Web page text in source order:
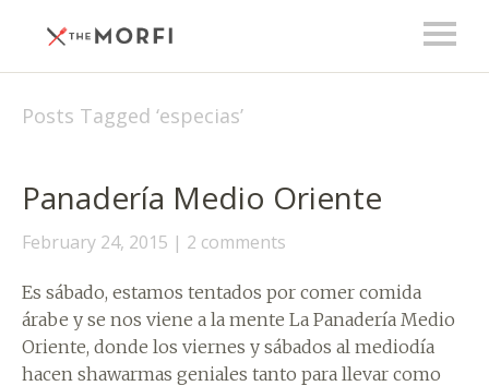
Posts Tagged ‘especias’
Panadería Medio Oriente
February 24, 2015 2 comments
Es sábado, estamos tentados por comer comida
árabe y se nos viene a la mente La Panadería Medio
Oriente, donde los viernes y sábados al mediodía
hacen shawarmas geniales tanto para llevar como